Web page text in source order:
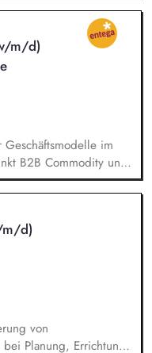
an den Investor.
zum
geltenden
Ansprechpartner:in
Infrastruktur
sowie
mit internen
m/d)
im
B2B Commodity und
von der
und Skalierung weiter.
Erfolg
relevanter
und
ab. Du
–
PPAs, Flexibilitäten
regulatorische und
übersetzt sie in
m/d)
von
Planung, Errichtung